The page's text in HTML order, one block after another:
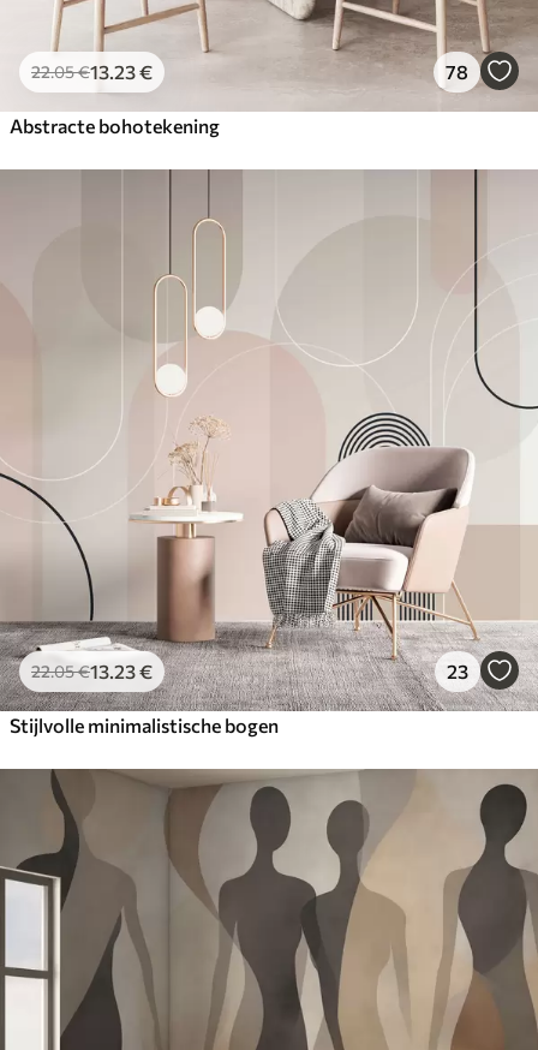
22.05€13 .23€ 78
Abstracte bohotekening
22.05€13 .23€ 23
Stijlvolle minimalistische bogen